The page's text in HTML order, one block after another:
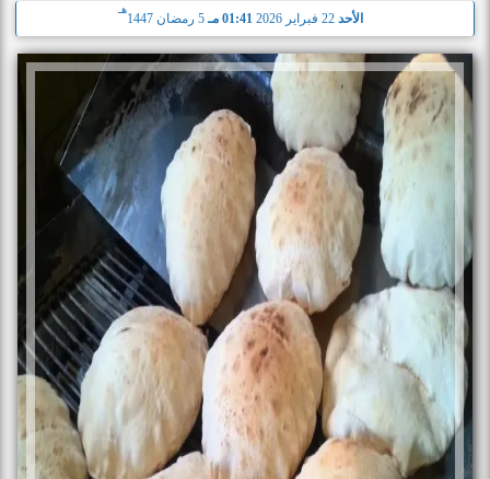
الأحد 01:41 مـ 5 رمضان 1447
هـ